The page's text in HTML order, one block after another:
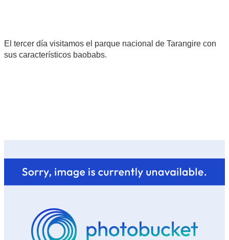
El tercer día visitamos el parque nacional de Tarangire con
sus característicos baobabs.